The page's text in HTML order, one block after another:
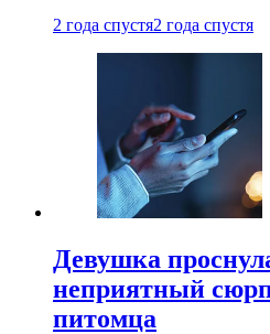
2 года спустя2 года спустя
Девушка
неприятный
питомца